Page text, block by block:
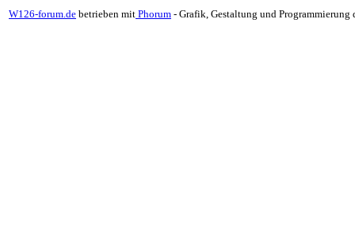
W126-forum.de betrieben mit Phorum - Grafik, Gestaltung und Programmierung